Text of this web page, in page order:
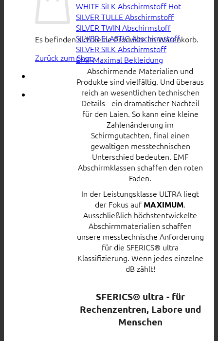
Es befinden sich keine Produkte im Warenkorb.
Zurück zum Shop
WHITE SiLK Abschirmstoff
SILVER TULLE Abschirmstoff
SILVER TWIN Abschirmstoff
SILVER ELASTIC Abschirmstoff
SILVER SILK Abschirmstoff
EMF Maximal Bekleidung
Abschirmende Materialien und
Produkte sind vielfältig. Und überaus
reich an wesentlichen technischen
Details - ein dramatischer Nachteil
für den Laien. So kann eine kleine
Zahlenänderung im
Schirmgutachten, final einen
gewaltigen messtechnischen
Unterschied bedeuten. EMF
Abschirmklassen schaffen den roten
Faden.
In der Leistungsklasse ULTRA liegt
der Fokus auf MAXIMUM.
Ausschließlich höchstentwickelte
Abschirmmaterialien schaffen
unsere messtechnische Anforderung
für die SFERICS® ultra
Klassifizierung. Wenn jedes einzelne
dB zählt!
SFERICS® ultra - für
Rechenzentren, Labore und
Menschen